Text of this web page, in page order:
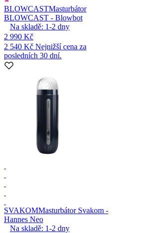
BLOWCASTMasturbátor
BLOWCAST - Blowbot
Na skladě: 1-2 dny
2 990 Kč
2 540 Kč Nejnižší cena za
posledních 30 dní.
SVAKOMMasturbátor Svakom -
Hannes Neo
Na skladě: 1-2 dny